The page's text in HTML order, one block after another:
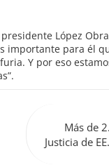
López
para él
Y por eso
Más de
Justicia de